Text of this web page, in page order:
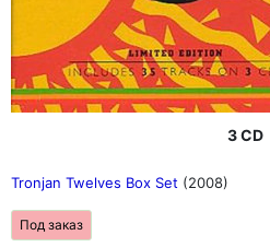
3 CD
Tronjan Twelves Box Set (2008)
Под заказ